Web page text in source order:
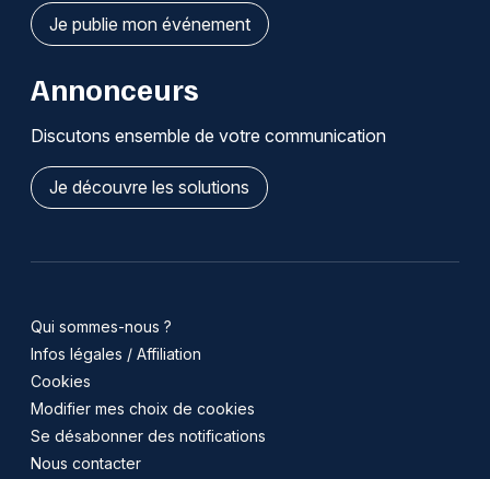
Je publie mon événement
Annonceurs
Discutons ensemble de votre communication
Je découvre les solutions
Qui sommes-nous ?
Infos légales / Affiliation
Cookies
Modifier mes choix de cookies
Se désabonner des notifications
Nous contacter